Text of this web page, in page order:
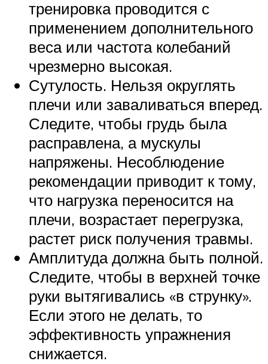
тренировка проводится с
применением дополнительного
веса или частота колебаний
чрезмерно высокая.
Сутулость. Нельзя округлять
плечи или заваливаться вперед.
Следите, чтобы грудь была
расправлена, а мускулы
напряжены. Несоблюдение
рекомендации приводит к тому,
что нагрузка переносится на
плечи, возрастает перегрузка,
растет риск получения травмы.
Амплитуда должна быть полной.
Следите, чтобы в верхней точке
руки вытягивались «в струнку».
Если этого не делать, то
эффективность упражнения
снижается.